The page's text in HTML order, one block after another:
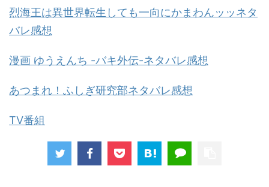
烈海王は異世界転生しても一向にかまわんッッネタ
バレ感想
漫画 ゆうえんち -バキ外伝-ネタバレ感想
あつまれ！ふしぎ研究部ネタバレ感想
TV番組